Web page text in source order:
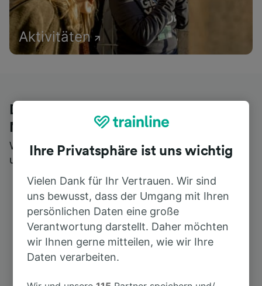
Aktivitäten
Die ehrliche Meinung von Trainline-
Nutzern
Wer könnte Ihnen besseres Feedback geben als
unsere Kunden selbst?
Ihre Privatsphäre ist uns wichtig
Vielen Dank für Ihr Vertrauen. Wir sind
uns bewusst, dass der Umgang mit Ihren
persönlichen Daten eine große
Verantwortung darstellt. Daher möchten
wir Ihnen gerne mitteilen, wie wir Ihre
Daten verarbeiten.